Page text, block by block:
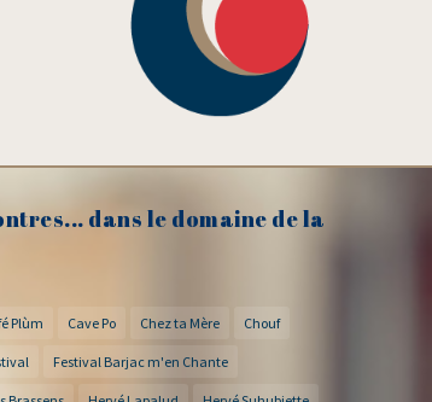
dans le domaine de la
Plùm Cave Po Chez ta Mère Chouf
Festival Barjac m'en Chante